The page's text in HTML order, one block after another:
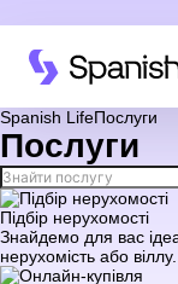
Spanish LifeПослуги
Послуги
Підбір нерухомості
Знайдемо для вас
нерухомість або